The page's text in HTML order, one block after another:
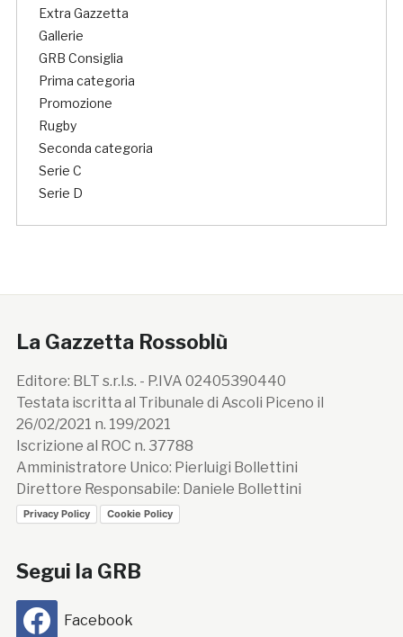
Extra Gazzetta
Gallerie
GRB Consiglia
Prima categoria
Promozione
Rugby
Seconda categoria
Serie C
Serie D
La Gazzetta Rossoblù
Editore: BLT s.r.l.s. - P.IVA 02405390440
Testata iscritta al Tribunale di Ascoli Piceno il
26/02/2021 n. 199/2021
Iscrizione al ROC n. 37788
Amministratore Unico: Pierluigi Bollettini
Direttore Responsabile: Daniele Bollettini
Privacy Policy Cookie Policy
Segui la GRB
Facebook